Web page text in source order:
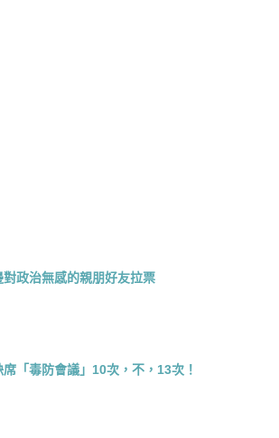
對政治無感的親朋好友拉票
「毒防會議」10次，不，13次！